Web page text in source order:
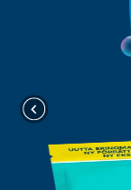
Föregående